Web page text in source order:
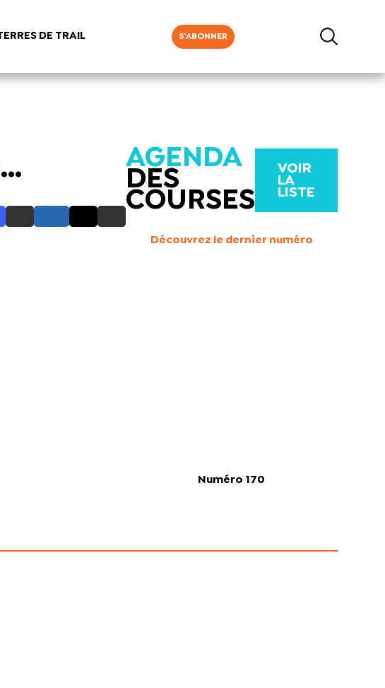
DE TRAIL S'ABONNER
AGENDA
DES
COURSES
VOIR
LA
LISTE
Découvrez le dernier numéro
Numéro 170